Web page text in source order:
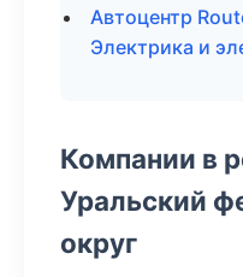
Автоцентр
Электрика и
Компании в
Уральский
округ